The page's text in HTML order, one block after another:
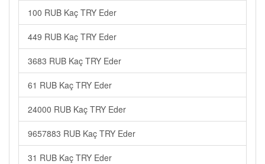
100 RUB Kaç TRY Eder
449 RUB Kaç TRY Eder
3683 RUB Kaç TRY Eder
61 RUB Kaç TRY Eder
24000 RUB Kaç TRY Eder
9657883 RUB Kaç TRY Eder
31 RUB Kaç TRY Eder